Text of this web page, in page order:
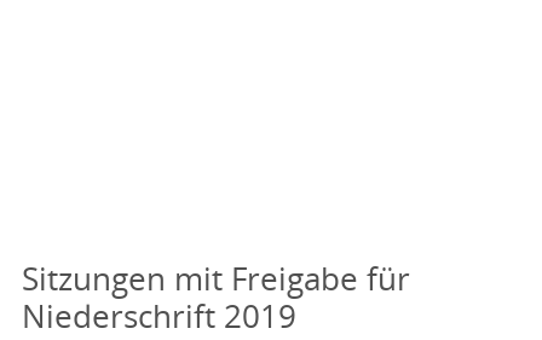
Sitzungen mit Freigabe für
Niederschrift 2019